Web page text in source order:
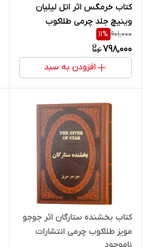
کتاب خرمگس اثر اتل لیلیان
وینیچ جلد چرمی طلاکوب
انتشارات پارمیس
901,000
11%
798,000
افزودن به سبد
کتاب بخشنده ستارگان اثر جوجو
مویز طلاکوب چرمی انتشارات
ناموجود